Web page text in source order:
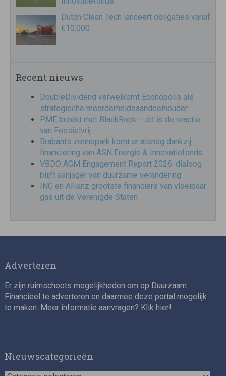
Dutch Clean Tech lanceert obligaties vanaf
€10.000
Recent nieuws
DoubleDividend verwelkomt Econopolis als
strategische meerderheidsaandeelhouder
PME breekt met BlackRock – dit is de reactie
van Fossielvrij
Brabants zonnepark komt er alsnog dankzij
financiering van ASN Energie & Innovatiefonds
VBDO AGM Engagement Report 2026: dialoog
blijft aanjager van duurzame verandering
ING en Allianz grootste financiers van vloeibaar
gas uit de Verenigde Staten
Adverteren
Er zijn ruimschoots mogelijkheden om op Duurzaam
Financieel te adverteren en daarmee deze portal mogelijk
te maken. Meer informatie aanvragen? Klik hier!
Nieuwscategorieën